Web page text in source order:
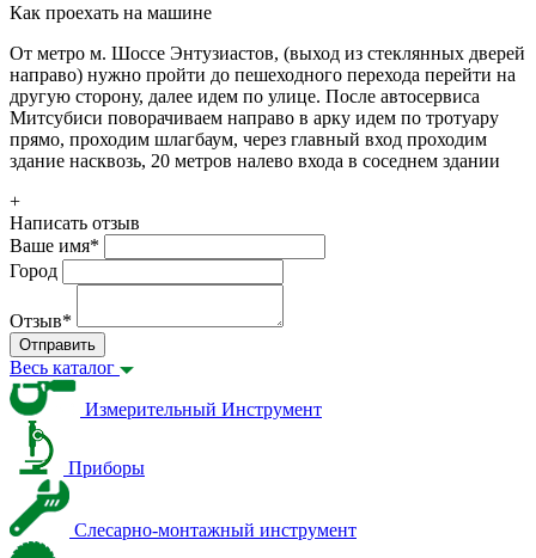
Как проехать на машине
От метро м. Шоссе Энтузиастов, (выход из стеклянных дверей
направо) нужно пройти до пешеходного перехода перейти на
другую сторону, далее идем по улице. После автосервиса
Митсубиси поворачиваем направо в арку идем по тротуару
прямо, проходим шлагбаум, через главный вход проходим
здание насквозь, 20 метров налево входа в соседнем здании
+
Написать отзыв
Ваше имя*
Город
Отзыв*
Отправить
Весь каталог
Измерительный Инструмент
Приборы
Слесарно-монтажный инструмент